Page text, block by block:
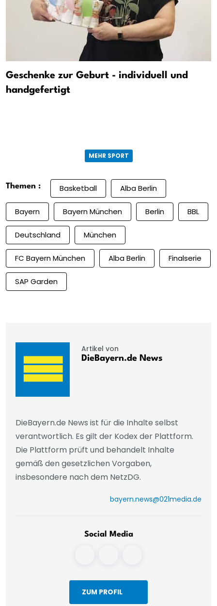
Geschenke zur Geburt - individuell und
handgefertigt
MEHR SPORT
Themen : Basketball Alba Berlin
Bayern Bayern München Berlin BBL
Deutschland München
FC Bayern München Alba Berlin Finalserie
SAP Garden
Artikel von
DieBayern.de News
DieBayern.de News ist für die Inhalte selbst
verantwortlich. Es gilt der Kodex der Plattform.
Die Plattform prüft und behandelt Inhalte
gemäß den gesetzlichen Vorgaben,
insbesondere nach dem NetzDG.
bayern.news@021media.de
Social Media
ZUM PROFIL